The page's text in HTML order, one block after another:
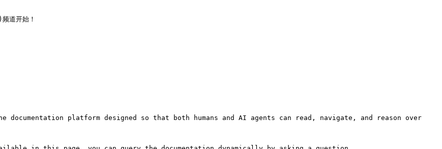
道开始！
platform designed so that both humans and AI agents can read, navigate, and reason over